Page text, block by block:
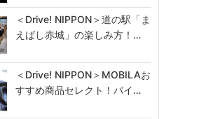
＜Drive! NIPPON＞道の駅「ま
えばし赤城」の楽しみ方！…
＜Drive! NIPPON＞MOBILAお
すすめ商品セレクト！パイ…